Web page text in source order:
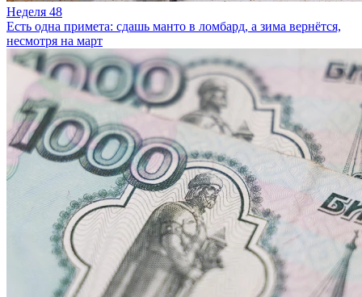
Неделя 48
Есть одна примета: сдашь манто в ломбард, а зима вернётся,
несмотря на март